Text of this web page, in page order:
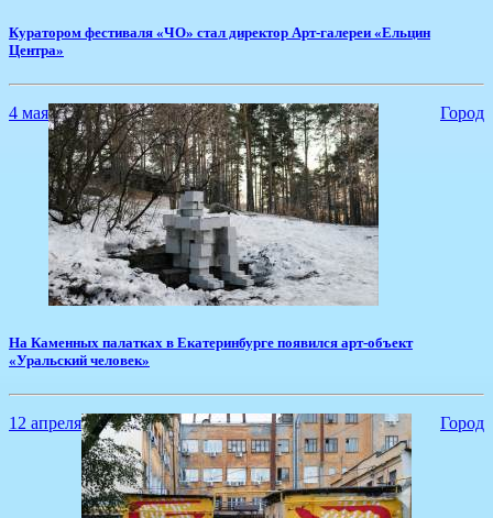
Куратором фестиваля «ЧО» стал директор Арт-галереи «Ельцин
Центра»
4 мая Город
На Каменных палатках в Екатеринбурге появился арт-объект
«Уральский человек»
12 апреля Город